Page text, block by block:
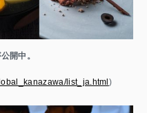
開中。
list_ja.html )